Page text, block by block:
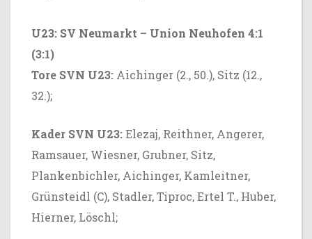
U23: SV Neumarkt – Union Neuhofen 4:1
(3:1)
Tore SVN U23: Aichinger (2., 50.), Sitz (12.,
32.);
Kader SVN U23:Elezaj, Reithner, Angerer,
Ramsauer, Wiesner, Grubner, Sitz,
Plankenbichler, Aichinger, Kamleitner,
Grünsteidl (C), Stadler, Tiproc, Ertel T., Huber,
Hierner, Löschl;